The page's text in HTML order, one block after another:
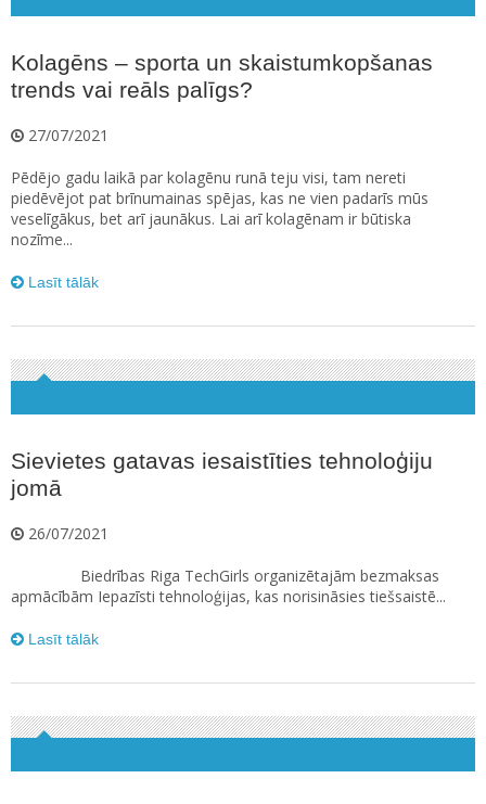
Kolagēns – sporta un skaistumkopšanas
trends vai reāls palīgs?
27/07/2021
Pēdējo gadu laikā par kolagēnu runā teju visi, tam nereti
piedēvējot pat brīnumainas spējas, kas ne vien padarīs mūs
veselīgākus, bet arī jaunākus. Lai arī kolagēnam ir būtiska
nozīme...
Lasīt tālāk
Sievietes gatavas iesaistīties tehnoloģiju
jomā
26/07/2021
Biedrības Riga TechGirls organizētajām bezmaksas
apmācībām Iepazīsti tehnoloģijas, kas norisināsies tiešsaistē...
Lasīt tālāk